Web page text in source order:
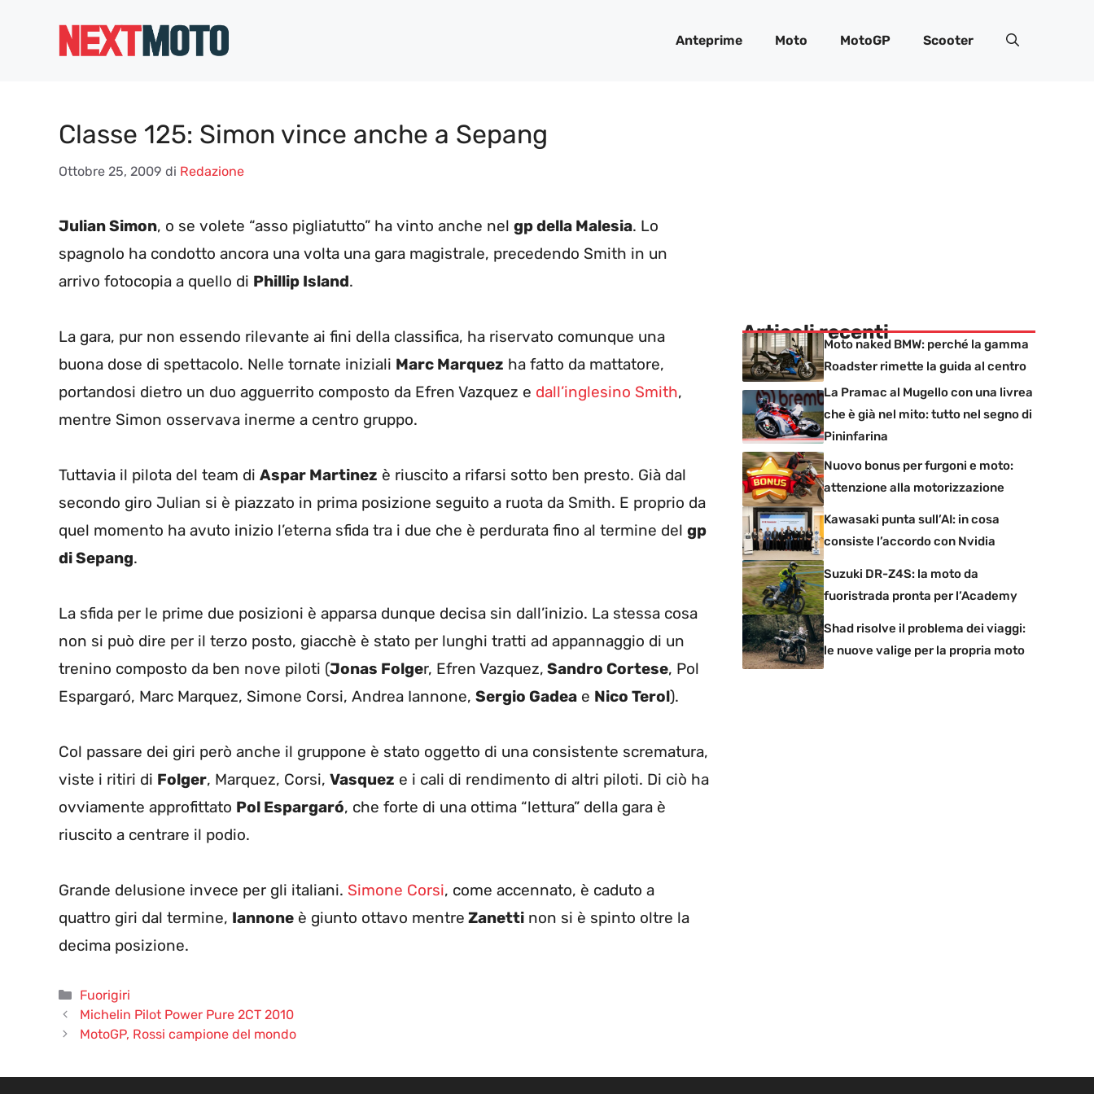
Anteprime Moto MotoGP Scooter
Classe 125: Simon vince anche a Sepang
Ottobre 25, 2009 di Redazione
Julian Simon, o se volete “asso pigliatutto” ha vinto anche nel gp della Malesia. Lo
spagnolo ha condotto ancora una volta una gara magistrale, precedendo Smith in un
arrivo fotocopia a quello di Phillip Island.
La gara, pur non essendo rilevante ai fini della classifica, ha riservato comunque una
buona dose di spettacolo. Nelle tornate iniziali Marc Marquez ha fatto da mattatore,
portandosi dietro un duo agguerrito composto da Efren Vazquez e dall’inglesino Smith,
mentre Simon osservava inerme a centro gruppo.
Tuttavia il pilota del team di Aspar Martinez è riuscito a rifarsi sotto ben presto. Già dal
secondo giro Julian si è piazzato in prima posizione seguito a ruota da Smith. E proprio da
quel momento ha avuto inizio l’eterna sfida tra i due che è perdurata fino al termine del gp
di Sepang.
La sfida per le prime due posizioni è apparsa dunque decisa sin dall’inizio. La stessa cosa
non si può dire per il terzo posto, giacchè è stato per lunghi tratti ad appannaggio di un
trenino composto da ben nove piloti (Jonas Folger, Efren Vazquez, Sandro Cortese, Pol
Espargaró, Marc Marquez, Simone Corsi, Andrea Iannone, Sergio Gadea e Nico Terol).
Col passare dei giri però anche il gruppone è stato oggetto di una consistente scrematura,
viste i ritiri di Folger, Marquez, Corsi, Vasquez e i cali di rendimento di altri piloti. Di ciò ha
ovviamente approfittato Pol Espargaró, che forte di una ottima “lettura” della gara è
riuscito a centrare il podio.
Grande delusione invece per gli italiani. Simone Corsi, come accennato, è caduto a
quattro giri dal termine, Iannone è giunto ottavo mentre Zanetti non si è spinto oltre la
decima posizione.
Categorie
Fuorigiri
Michelin Pilot Power Pure 2CT 2010
MotoGP, Rossi campione del mondo
Articoli recenti
Moto naked BMW: perché la gamma
Roadster rimette la guida al centro
La Pramac al Mugello con una livrea
che è già nel mito: tutto nel segno di
Pininfarina
Nuovo bonus per furgoni e moto:
attenzione alla motorizzazione
Kawasaki punta sull’AI: in cosa
consiste l’accordo con Nvidia
Suzuki DR-Z4S: la moto da
fuoristrada pronta per l’Academy
Shad risolve il problema dei viaggi:
le nuove valige per la propria moto